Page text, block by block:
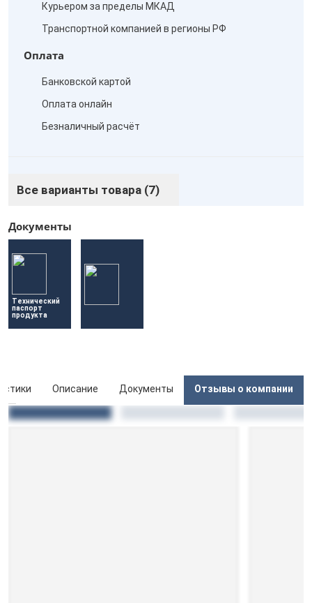
Курьером за пределы МКАД
Транспортной компанией в регионы РФ
Оплата
Банковской картой
Оплата онлайн
Безналичный расчёт
Все варианты товара (7)
Документы
Технический
паспорт
продукта
Описание Документы Отзывы о компании